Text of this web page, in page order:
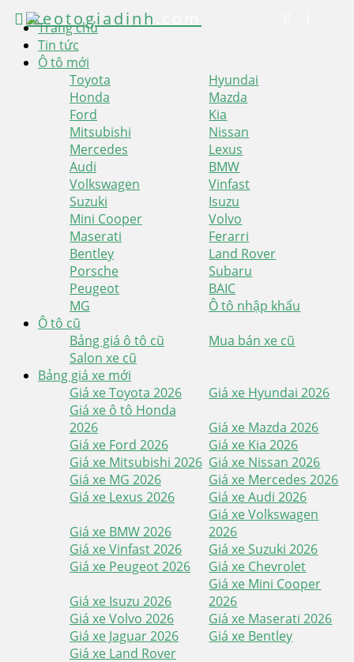
Trang chủ
Tin tức
Ô tô mới
Toyota
Hyundai
Honda
Mazda
Ford
Kia
Mitsubishi
Nissan
Mercedes
Lexus
Audi
BMW
Volkswagen
Vinfast
Suzuki
Isuzu
Mini Cooper
Volvo
Maserati
Ferarri
Bentley
Land Rover
Porsche
Subaru
Peugeot
BAIC
MG
Ô tô nhập khẩu
Ô tô cũ
Bảng giá ô tô cũ
Mua bán xe cũ
Salon xe cũ
Bảng giá xe mới
Giá xe Toyota 2026
Giá xe Hyundai 2026
Giá xe ô tô Honda
2026
Giá xe Mazda 2026
Giá xe Ford 2026
Giá xe Kia 2026
Giá xe Mitsubishi 2026 Giá xe Nissan 2026
Giá xe MG 2026
Giá xe Mercedes 2026
Giá xe Lexus 2026
Giá xe Audi 2026
Giá xe BMW 2026
Giá xe Volkswagen
2026
Giá xe Vinfast 2026
Giá xe Suzuki 2026
Giá xe Peugeot 2026
Giá xe Chevrolet
Giá xe Isuzu 2026
Giá xe Mini Cooper
2026
Giá xe Volvo 2026
Giá xe Maserati 2026
Giá xe Jaguar 2026
Giá xe Bentley
Giá xe Land Rover
xeotogiadinh